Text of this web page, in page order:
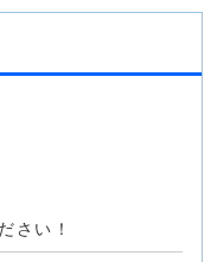
さい！